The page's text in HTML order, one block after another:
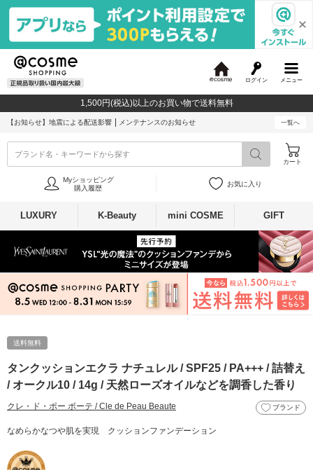
メニュー
ログイン
c
o
1,500円(税込)以上のお買い物で送料無料
【お知らせ】 地震による配送影響 メンテナンスのお知らせ 一覧へ
ブランド名・キーワードから探す
カート
Myショッピング
購入履歴
お気に入り
LUXURY K-Beauty mini COSME GIFT
送料無料
タンクッションエクラ ナチュレル / SPF25 / PA+++ / 詰替え
/ オークル10 / 14g / 天然ローズオイルなどを調香した香り
クレ・ド・ポー ボーテ / Cle de Peau Beaute ブランド
なめらかなつや肌を実現 クッションファンデーション